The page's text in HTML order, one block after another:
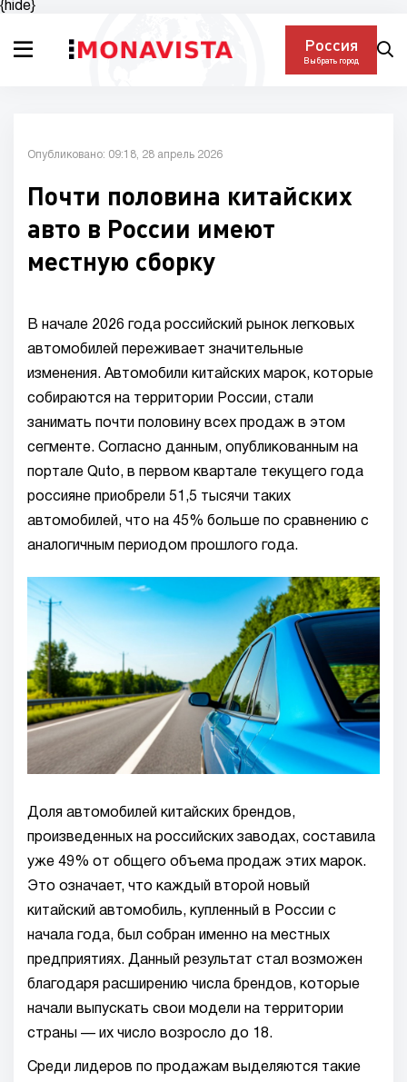
{hide}
Россия
Выбрать город
Опубликовано: 09:18, 28 апрель 2026
Почти половина китайских
авто в России имеют
местную сборку
В начале 2026 года российский рынок легковых
автомобилей переживает значительные
изменения. Автомобили китайских марок, которые
собираются на территории России, стали
занимать почти половину всех продаж в этом
сегменте. Согласно данным, опубликованным на
портале Quto, в первом квартале текущего года
россияне приобрели 51,5 тысячи таких
автомобилей, что на 45% больше по сравнению с
аналогичным периодом прошлого года.
Доля автомобилей китайских брендов,
произведенных на российских заводах, составила
уже 49% от общего объема продаж этих марок.
Это означает, что каждый второй новый
китайский автомобиль, купленный в России с
начала года, был собран именно на местных
предприятиях. Данный результат стал возможен
благодаря расширению числа брендов, которые
начали выпускать свои модели на территории
страны — их число возросло до 18.
Среди лидеров по продажам выделяются такие